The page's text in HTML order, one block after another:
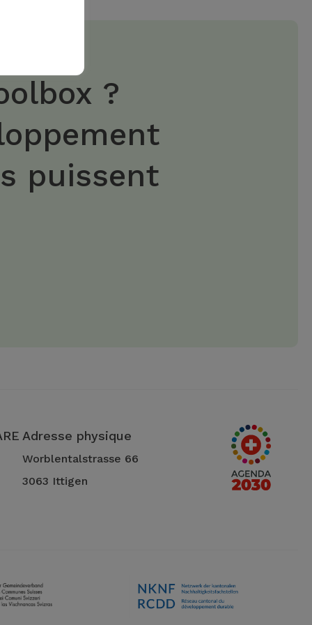
?
puissent
Adresse physique
Worblentalstrasse 66
3063 Ittigen